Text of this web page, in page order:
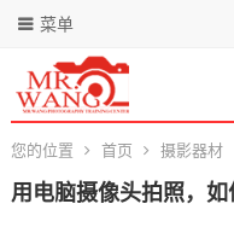
菜单
您的位置 首页 摄影器材
用电脑摄像头拍照，